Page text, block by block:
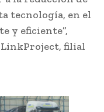
tecnología, en el
y eficiente”,
LinkProject, filial